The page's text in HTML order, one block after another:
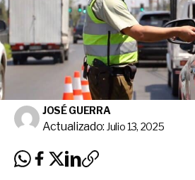
JOSÉ GUERRA
Actualizado: Julio 13, 2025